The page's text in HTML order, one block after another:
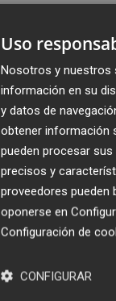
Uso
Nosotros y nuestros
información en su
y datos de
obtener información
pueden procesar
precisos y
proveedores pueden
oponerse en
Configuración de
CONFIGURAR